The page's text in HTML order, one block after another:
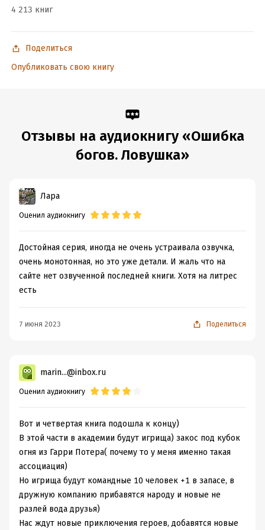
4 213 книг
Поделиться
Опубликовать свою книгу
Отзывы на аудиокнигу «Ошибка
богов. Ловушка»
Лара
Оценил аудиокнигу
Достойная серия, иногда не очень устраивала озвучка,
очень монотонная, но это уже детали. И жаль что на
сайте нет озвученной последней книги. Хотя на литрес
есть
7 июня 2023 Поделиться
marin...@inbox.ru
Оценил аудиокнигу
Вот и четвертая книга подошла к концу)
В этой части в академии будут игрища) закос под кубок
огня из Гарри Потера( почему то у меня именно такая
ассоциация)
Но игрища будут командные 10 человек +1 в запасе, в
дружную компанию прибавятся народу и новые не
разлей вода друзья)
Нас ждут новые приключения героев, добавятся новые